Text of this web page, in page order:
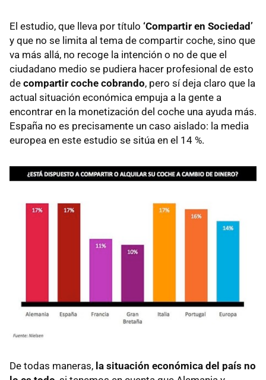
El estudio, que lleva por título ‘Compartir en Sociedad’
y que no se limita al tema de compartir coche, sino que
va más allá, no recoge la intención o no de que el
ciudadano medio se pudiera hacer profesional de esto
de compartir coche cobrando, pero sí deja claro que la
actual situación económica empuja a la gente a
encontrar en la monetización del coche una ayuda más.
España no es precisamente un caso aislado: la media
europea en este estudio se sitúa en el 14 %.
De todas maneras, la situación económica del país no